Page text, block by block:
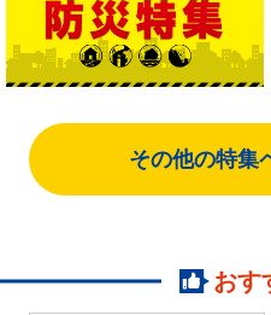
その他の特集
おす